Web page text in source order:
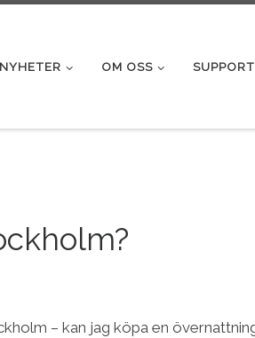
NYHETER OM OSS SUPPORT
– kan jag köpa en